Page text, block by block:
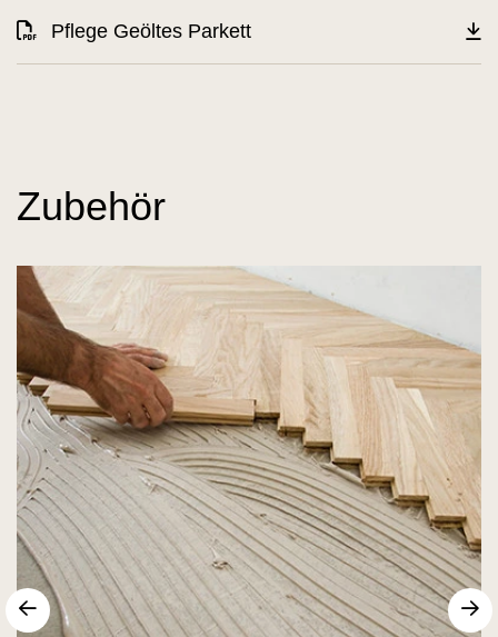
Pflege Geöltes Parkett
Zubehör
sr.arrow prev